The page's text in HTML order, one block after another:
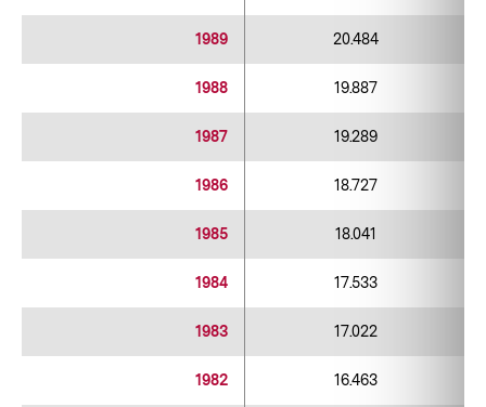
1989 20.484
1988 19.887
1987 19.289
1986 18.727
1985 18.041
1984 17.533
1983 17.022
1982 16.463